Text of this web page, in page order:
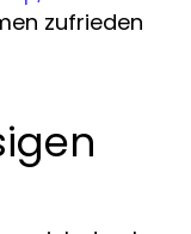
zufrieden